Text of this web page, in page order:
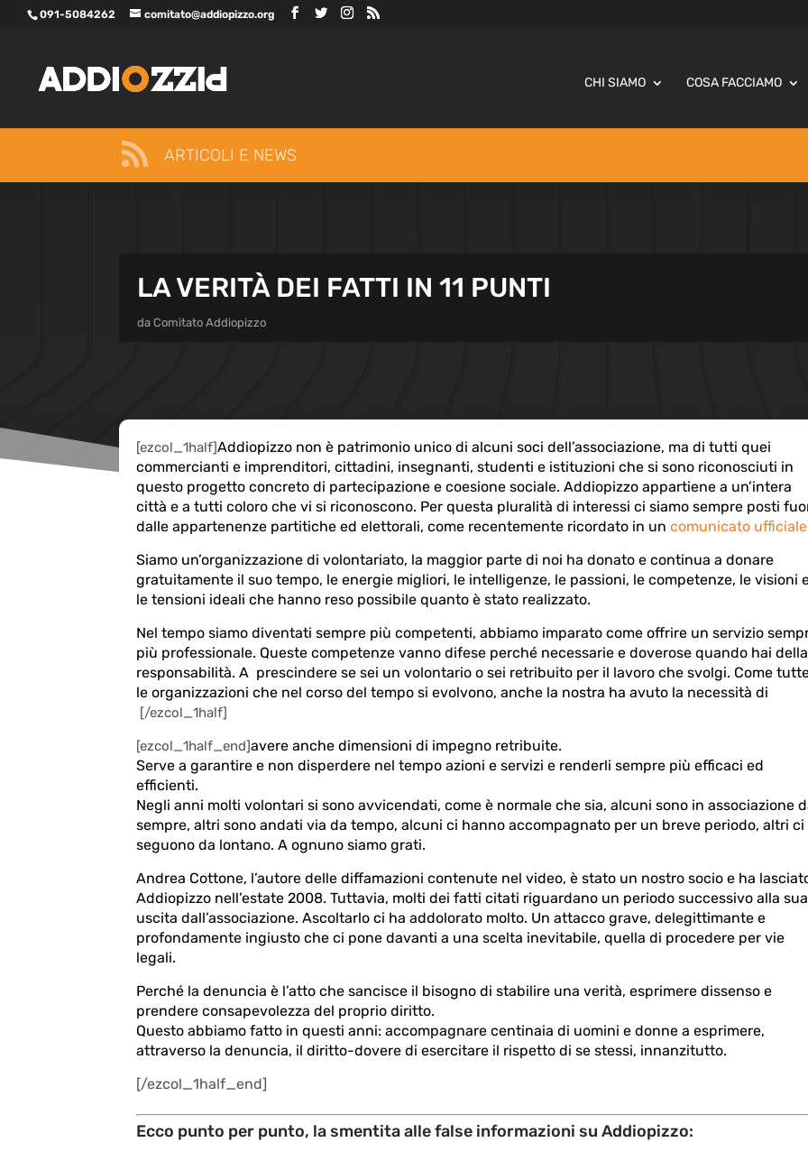
091-5084262 comitato@addiopizzo.org
CHI SIAMO COSA FACCIAMO
 ARTICOLI E NEWS
LA VERITÀ DEI FATTI IN 11 PUNTI
da Comitato Addiopizzo
[ezcol_1half]Addiopizzo non è patrimonio unico di alcuni soci dell’associazione, ma di tutti quei
commercianti e imprenditori, cittadini, insegnanti, studenti e istituzioni che si sono riconosciuti in
questo progetto concreto di partecipazione e coesione sociale. Addiopizzo appartiene a un’intera
città e a tutti coloro che vi si riconoscono. Per questa pluralità di interessi ci siamo sempre posti
dalle appartenenze partitiche ed elettorali, come recentemente ricordato in un comunicato ufficiale
Siamo un’organizzazione di volontariato, la maggior parte di noi ha donato e continua a donare
gratuitamente il suo tempo, le energie migliori, le intelligenze, le passioni, le competenze, le visioni
le tensioni ideali che hanno reso possibile quanto è stato realizzato.
Nel tempo siamo diventati sempre più competenti, abbiamo imparato come offrire un servizio
più professionale. Queste competenze vanno difese perché necessarie e doverose quando hai della
responsabilità. A prescindere se sei un volontario o sei retribuito per il lavoro che svolgi. Come
le organizzazioni che nel corso del tempo si evolvono, anche la nostra ha avuto la necessità di
[/ezcol_1half]
[ezcol_1half_end]avere anche dimensioni di impegno retribuite.
Serve a garantire e non disperdere nel tempo azioni e servizi e renderli sempre più efficaci ed
efficienti.
Negli anni molti volontari si sono avvicendati, come è normale che sia, alcuni sono in associazione
sempre, altri sono andati via da tempo, alcuni ci hanno accompagnato per un breve periodo, altri ci
seguono da lontano. A ognuno siamo grati.
Andrea Cottone, l’autore delle diffamazioni contenute nel video, è stato un nostro socio e ha
Addiopizzo nell’estate 2008. Tuttavia, molti dei fatti citati riguardano un periodo successivo alla sua
uscita dall’associazione. Ascoltarlo ci ha addolorato molto. Un attacco grave, delegittimante e
profondamente ingiusto che ci pone davanti a una scelta inevitabile, quella di procedere per vie
legali.
Perché la denuncia è l’atto che sancisce il bisogno di stabilire una verità, esprimere dissenso e
prendere consapevolezza del proprio diritto.
Questo abbiamo fatto in questi anni: accompagnare centinaia di uomini e donne a esprimere,
attraverso la denuncia, il diritto-dovere di esercitare il rispetto di se stessi, innanzitutto.
[/ezcol_1half_end]
Ecco punto per punto, la smentita alle false informazioni su Addiopizzo: